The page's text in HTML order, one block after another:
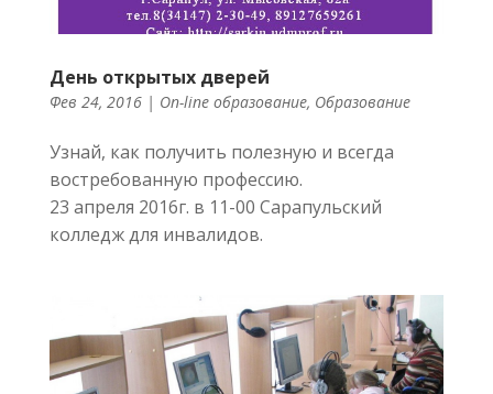
День открытых дверей
Фев 24, 2016 | On-line образование, Образование
Узнай, как получить полезную и всегда
востребованную профессию.
23 апреля 2016г. в 11-00 Сарапульский
колледж для инвалидов.